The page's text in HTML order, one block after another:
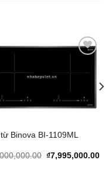
Wishlist
Binova BI-1109ML
Original
price
₫7,995,000.00